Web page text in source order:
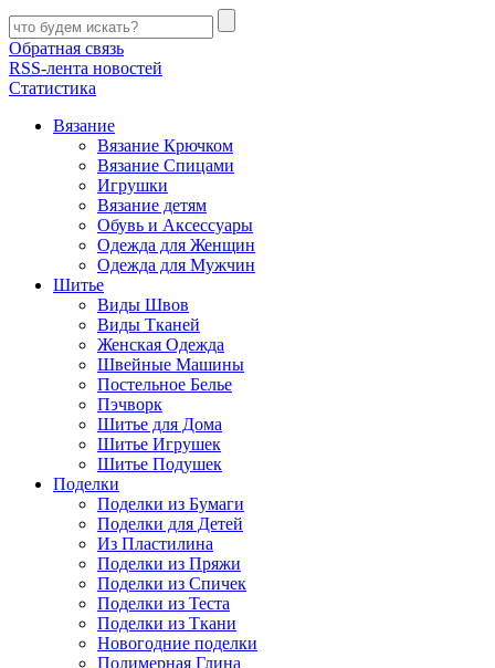
Обратная связь
RSS-лента новостей
Статистика
Вязание
Вязание Крючком
Вязание Спицами
Игрушки
Вязание детям
Обувь и Аксессуары
Одежда для Женщин
Одежда для Мужчин
Шитье
Виды Швов
Виды Тканей
Женская Одежда
Швейные Машины
Постельное Белье
Пэчворк
Шитье для Дома
Шитье Игрушек
Шитье Подушек
Поделки
Поделки из Бумаги
Поделки для Детей
Из Пластилина
Поделки из Пряжи
Поделки из Спичек
Поделки из Теста
Поделки из Ткани
Новогодние поделки
Полимерная Глина